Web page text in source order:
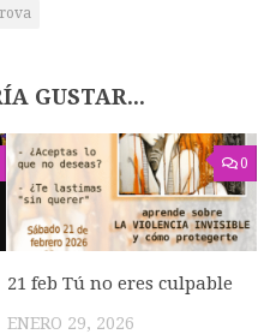
GUSTAR...
0
21 feb Tú no eres culpable
ENERO 29, 2026